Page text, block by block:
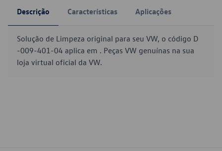
Descrição Características Aplicações
Solução de Limpeza original para seu VW, o código D
-009-401-04 aplica em . Peças VW genuínas na sua
loja virtual oficial da VW.